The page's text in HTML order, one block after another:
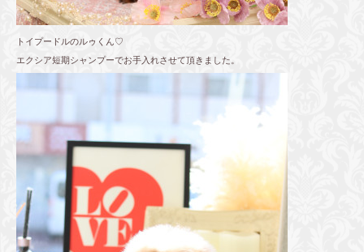
トイプードルのルゥくん♡
エクシア短期シャンプーでお手入れさせて頂きました。